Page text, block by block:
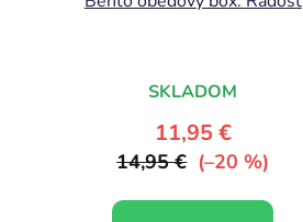
SKLADOM
11,95 €
14,95 € (–20 %)